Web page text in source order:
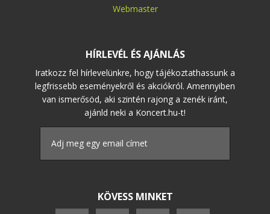
Webmaster
HÍRLEVÉL ÉS AJÁNLÁS
Iratkozz fel hírlevelünkre, hogy tájékoztathassunk a
legfrissebb eseményekről és akciókról. Amennyiben
van ismerősöd, aki szintén rajong a zenék iránt,
ajánld neki a Koncert.hu-t!
KÖVESS MINKET